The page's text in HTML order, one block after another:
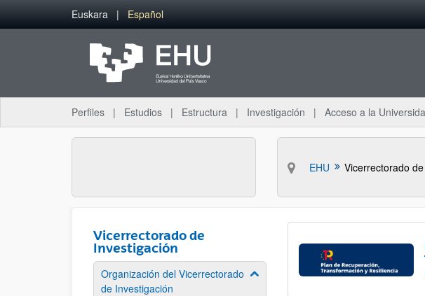
Saltar al contenido principal
Euskara Español
Perfiles Estudios Estructura Investigación Acceso a la
EHU Vicerrectorado
Vicerrectorado de
Investigación
Organización del Vicerrectorado
de Investigación
Mostrar/ocultar subpáginas